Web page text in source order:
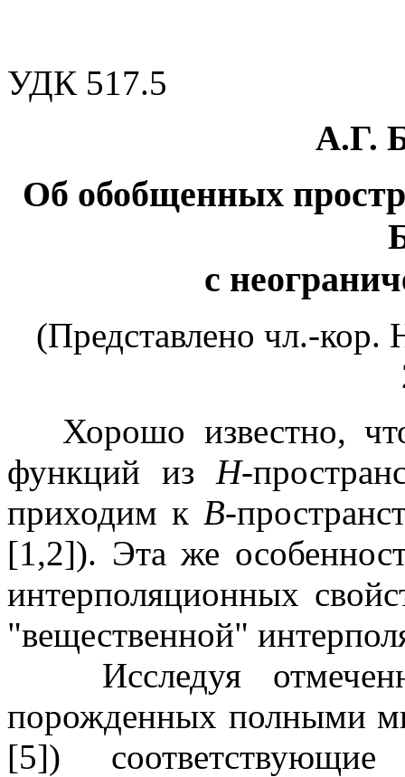
УДК 517.5
А.Г.
Об обобщенных
с
(Представлено чл.-
Хорошо известно,
функций из H-
приходим к B-
[1,2]). Эта же
интерполяционных
"вещественной"
Исследуя
порожденных полными
[5])